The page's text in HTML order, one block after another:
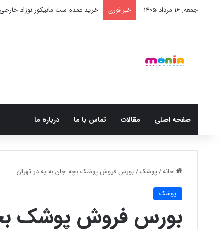
جمعه, 16 مرداد 1405 خبر فوری خرید شامپو سر و بدن 500 میل کودک موستلا
صفحه اصلی مقالات تماس با ما درباره ما
خانه/پوشک/بورس فروش پوشک بچه جان به به در تهران
پوشک
بورس فروش پوشک